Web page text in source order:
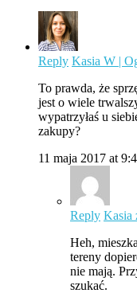
Reply Kasia W |
To prawda, że
jest o wiele
wypatrzyłaś u
zakupy?
11 maja 2017 at
Reply Kasia
Heh,
tereny
nie mają.
szukać.